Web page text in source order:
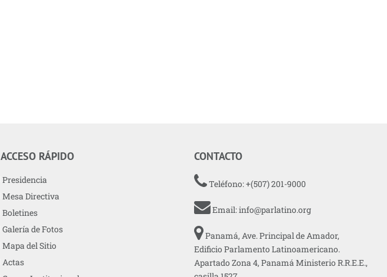
ACCESO RÁPIDO
Presidencia
Mesa Directiva
Boletines
Galería de Fotos
Mapa del Sitio
Actas
CONTACTO
Teléfono: +(507) 201-9000
Email:info@parlatino.org
Panamá, Ave. Principal de Amador,
Edificio Parlamento Latinoamericano.
Apartado Zona 4, Panamá Ministerio R.R.E.E.,